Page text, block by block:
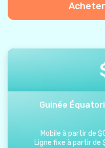
Guinée
Mobile à partir de $
Ligne fixe à partir de